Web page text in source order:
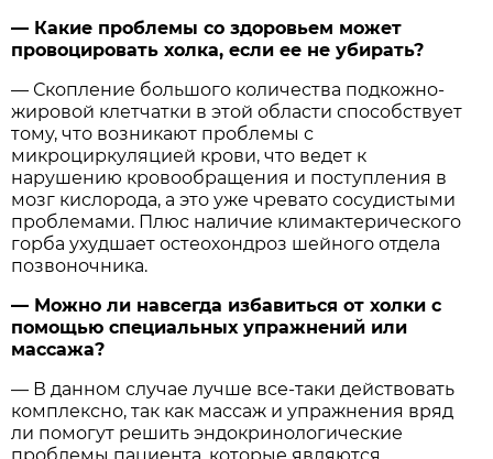
— Какие проблемы со здоровьем может
провоцировать холка, если ее не убирать?
— Скопление большого количества подкожно-
жировой клетчатки в этой области способствует
тому, что возникают проблемы с
микроциркуляцией крови, что ведет к
нарушению кровообращения и поступления в
мозг кислорода, а это уже чревато сосудистыми
проблемами. Плюс наличие климактерического
горба ухудшает остеохондроз шейного отдела
позвоночника.
— Можно ли навсегда избавиться от холки с
помощью специальных упражнений или
массажа?
— В данном случае лучше все-таки действовать
комплексно, так как массаж и упражнения вряд
ли помогут решить эндокринологические